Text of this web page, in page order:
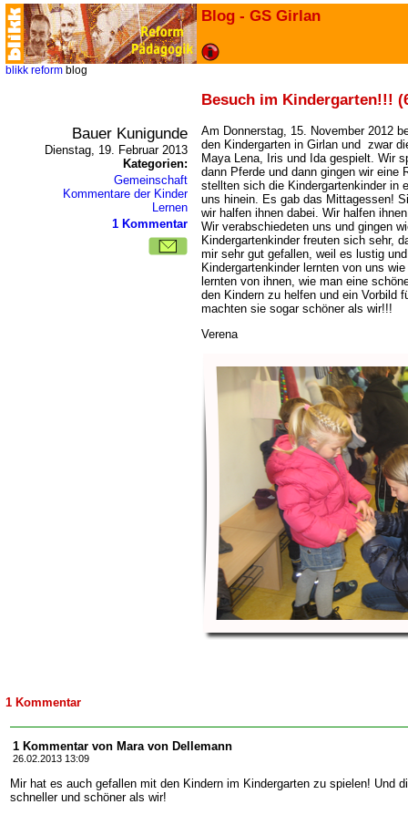
Blog - GS Girlan
blikk reform blog
Besuch im Kindergarten!!!
Bauer Kunigunde
Dienstag, 19. Februar 2013
Kategorien:
Gemeinschaft
Kommentare der Kinder
Lernen
1 Kommentar
Am Donnerstag, 15. November 2012
den Kindergarten in Girlan und zwar
Maya Lena, Iris und Ida gespielt. Wir
dann Pferde und dann gingen wir eine
stellten sich die Kindergartenkinder in
uns hinein. Es gab das Mittagessen!
wir halfen ihnen dabei. Wir halfen
Wir verabschiedeten uns und gingen
Kindergartenkinder freuten sich sehr,
mir sehr gut gefallen, weil es lustig
Kindergartenkinder lernten von uns
lernten von ihnen, wie man eine
den Kindern zu helfen und ein Vorbild
machten sie sogar schöner als wir!!!
Verena
1 Kommentar
1 Kommentar von Mara von Dellemann
26.02.2013 13:09
Mir hat es auch gefallen mit den Kindern im Kindergarten zu spielen! Und
schneller und schöner als wir!